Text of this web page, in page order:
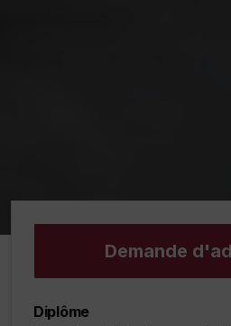
Demande
Diplôme